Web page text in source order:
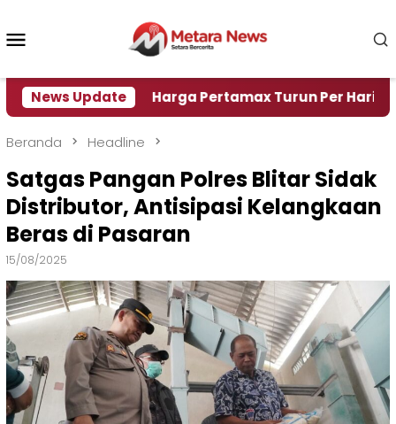
konten
News Update
Air Harga Pertamax Turun Per Hari Ini,
Beranda Headline
Satgas Pangan Polres Blitar Sidak
Distributor, Antisipasi Kelangkaan
Beras di Pasaran
15/08/2025